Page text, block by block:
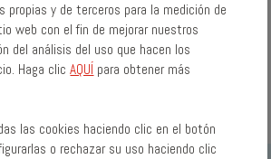
propias y de terceros para la medición de
web con el fin de mejorar nuestros
del análisis del uso que hacen los
Haga clicAQUÍ para obtener más
las cookies haciendo clic en el botón
o rechazar su uso haciendo clic